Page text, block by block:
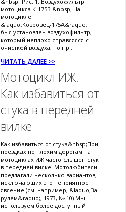
мотоцикла К-175В &nbsp; На
мотоцикле
&laquo;Ковровец-175А&raquo;
был установлен воздухофильтр,
который неплохо справлялся с
очисткой воздуха, но пр...
ЧИТАТЬ ДАЛЕЕ >>
Мотоцикл ИЖ.
Как избавиться от
стука в передней
вилке
Как избавиться от стука&nbsp;При
поездках по плохим дорогам на
мотоциклах ИЖ часто слышен стук
в передней вилке. Мотолюбители
предлагали несколько вариантов,
исключающих это неприятное
явление (см. например, &laquo;За
рулем&raquo;, 1973, № 10).Мы
используем более доступный